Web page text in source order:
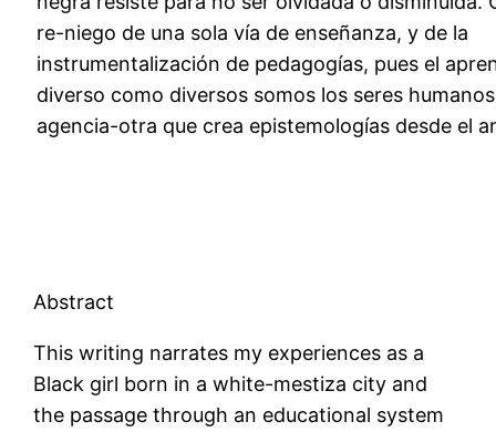
re-niego de una sola vía de enseñanza, y de la
instrumentalización de pedagogías, pues el
diverso como diversos somos los seres
agencia-otra que crea epistemologías desde el
Abstract
This writing narrates my experiences as a
Black girl born in a white-mestiza city and
the passage through an educational system